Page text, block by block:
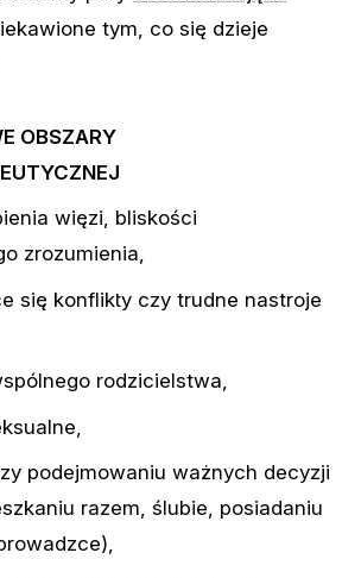
tym, co się dzieje
OBSZARY
więzi, bliskości
zrozumienia,
się konflikty czy trudne nastroje
rodzicielstwa,
podejmowaniu ważnych decyzji
razem, ślubie, posiadaniu